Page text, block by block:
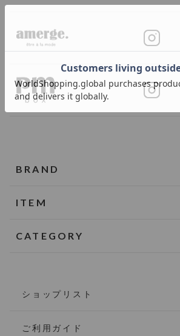
BRAND
ITEM
CATEGORY
ショップリスト
ご利用ガイド